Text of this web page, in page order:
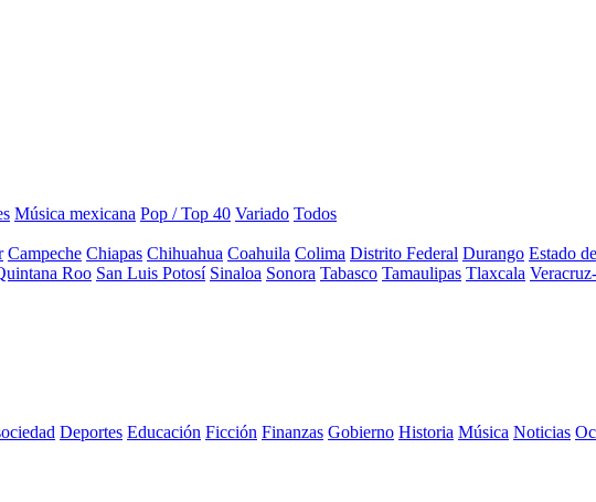
Música mexicana Pop / Top 40 Variado Todos
Campeche Chiapas Chihuahua Coahuila Colima Distrito Federal Durango Estado
Roo San Luis Potosí Sinaloa Sonora Tabasco Tamaulipas Tlaxcala
Deportes Educación Ficción Finanzas Gobierno Historia Música Noticias